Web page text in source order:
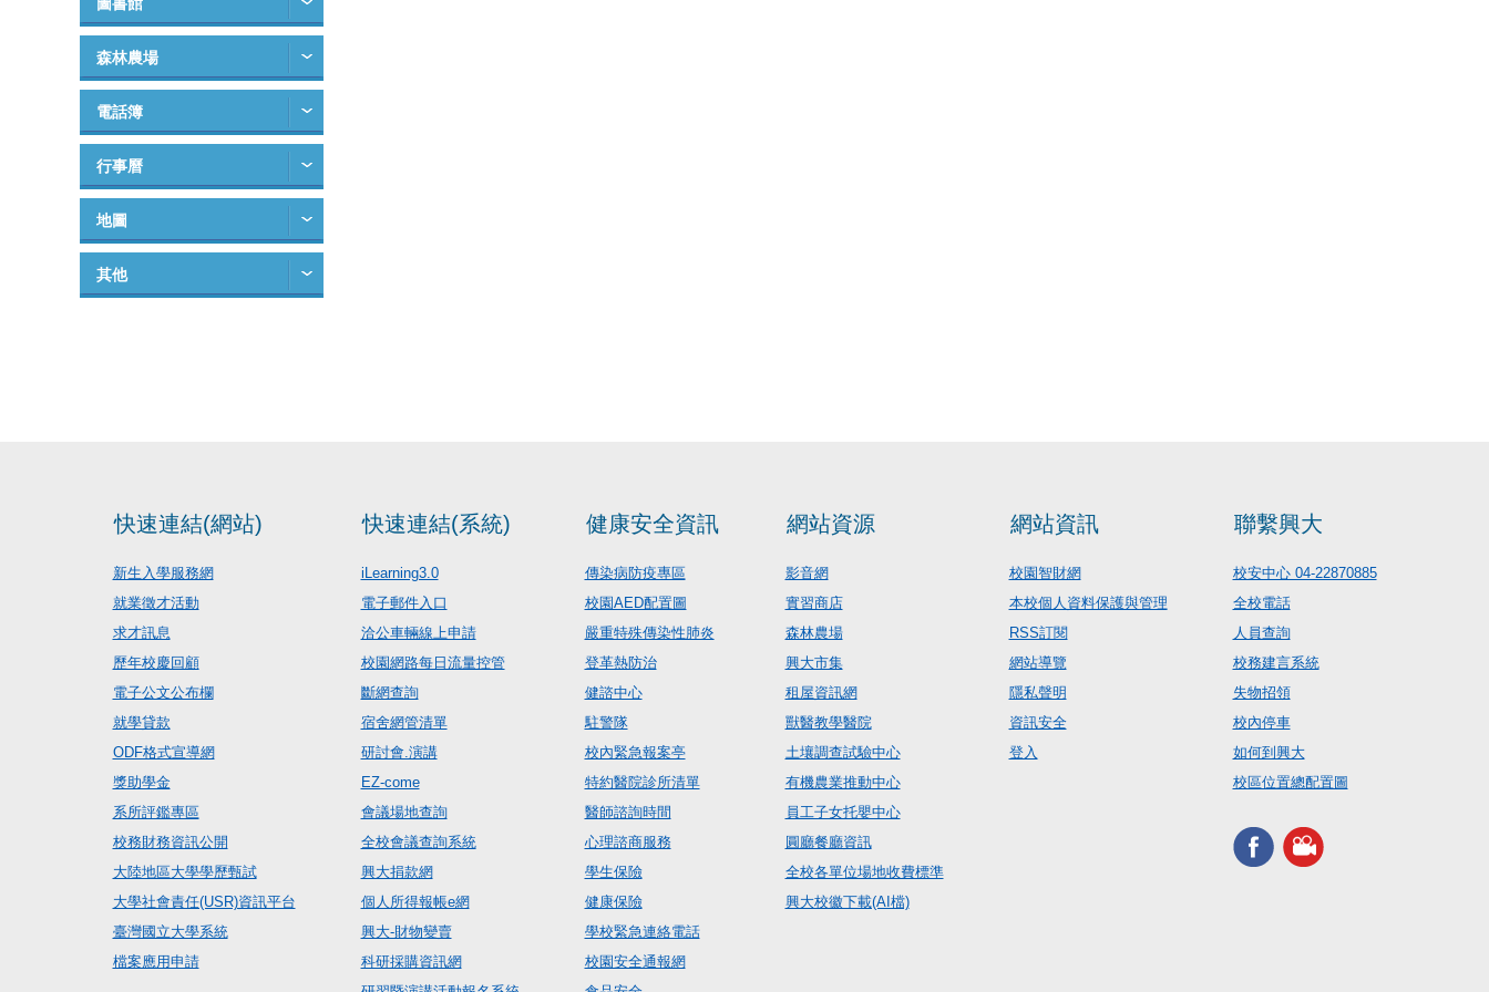
森林農場
電話簿
行事曆
地圖
其他
快速連結(網站)
新生入學服務網
就業徵才活動
求才訊息
歷年校慶回顧
電子公文公布欄
就學貸款
ODF格式宣導網
獎助學金
系所評鑑專區
校務財務資訊公開
大陸地區大學學歷甄試
大學社會責任(USR)資訊平台
臺灣國立大學系統
檔案應用申請
快速連結(系統)
iLearning3.0
電子郵件入口
洽公車輛線上申請
校園網路每日流量控管
斷網查詢
宿舍網管清單
研討會.演講
EZ-come
會議場地查詢
全校會議查詢系統
興大捐款網
個人所得報帳e網
興大-財物變賣
科研採購資訊網
健康安全資訊
傳染病防疫專區
校園AED配置圖
嚴重特殊傳染性肺炎
登革熱防治
健諮中心
駐警隊
校內緊急報案亭
特約醫院診所清單
醫師諮詢時間
心理諮商服務
學生保險
健康保險
學校緊急連絡電話
校園安全通報網
網站資源
影音網
實習商店
森林農場
興大市集
租屋資訊網
獸醫教學醫院
土壤調查試驗中心
有機農業推動中心
員工子女托嬰中心
圓廳餐廳資訊
全校各單位場地收費標準
興大校徽下載(AI檔)
網站資訊
校園智財網
本校個人資料保護與管理
RSS訂閱
網站導覽
隱私聲明
資訊安全
登入
聯繫興大
校安中心 04-22870885
全校電話
人員查詢
校務建言系統
失物招領
校內停車
如何到興大
校區位置總配置圖